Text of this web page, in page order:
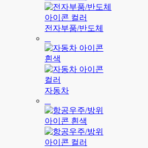
전자부품/반도체
자동차